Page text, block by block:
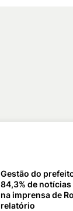
Gestão do
84,3% de
na imprensa de
relatório